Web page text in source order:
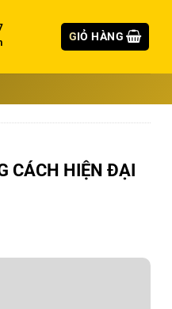
GIỎ HÀNG
CÁCH HIỆN ĐẠI